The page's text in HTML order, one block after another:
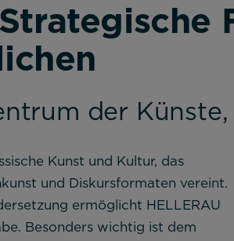
der
Kunst und Kultur, das
und Diskursformaten vereint.
ermöglicht HELLERAU
Besonders wichtig ist dem